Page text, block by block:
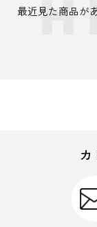
最近見た商品が
カ